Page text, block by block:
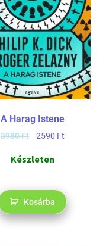
A Harag Istene
3980Ft 2590 Ft
Készleten
Kosárba